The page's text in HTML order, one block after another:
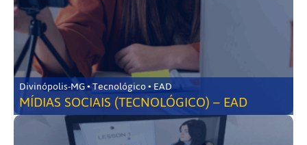
Divinópolis-MG • Tecnológico • EAD
MÍDIAS SOCIAIS (TECNOLÓGICO) – EAD